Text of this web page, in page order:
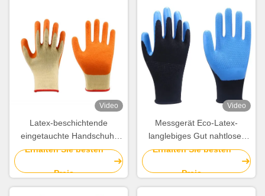
Video
Latex-beschichtende
eingetauchte Handschuh-
Hochleistungshandgummihandschuhe
Erhalten Sie besten
Preis
Video
Messgerät Eco-Latex-
langlebiges Gut nahtloser
der Polyester-Beleg-
beständiges Handschuh-10
Erhalten Sie besten
Preis